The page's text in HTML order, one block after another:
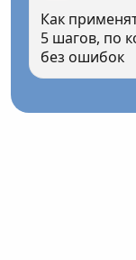
Как
5 шагов, по
без ошибок